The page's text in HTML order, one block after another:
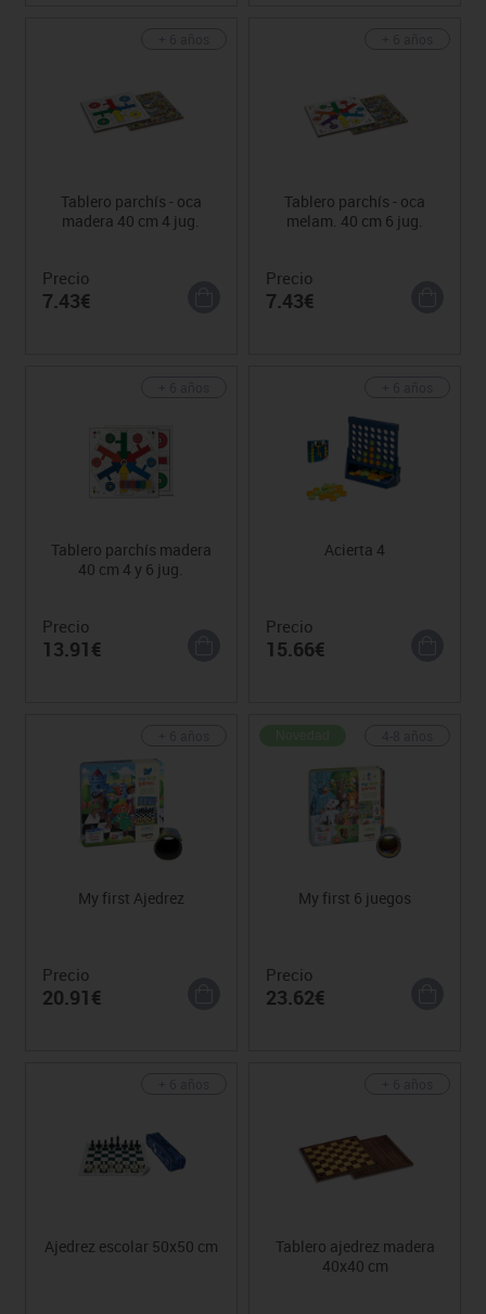
Tablero parchís - oca
madera 40 cm 4 jug.
Precio
7.43€
Tablero parchís - oca
melam. 40 cm 6 jug.
Precio
7.43€
Tablero parchís madera
40 cm 4 y 6 jug.
Precio
13.91€
Acierta 4
Precio
15.66€
My first Ajedrez
Precio
20.91€
My first 6 juegos
Precio
23.62€
Ajedrez escolar 50x50 cm
Tablero ajedrez madera
40x40 cm